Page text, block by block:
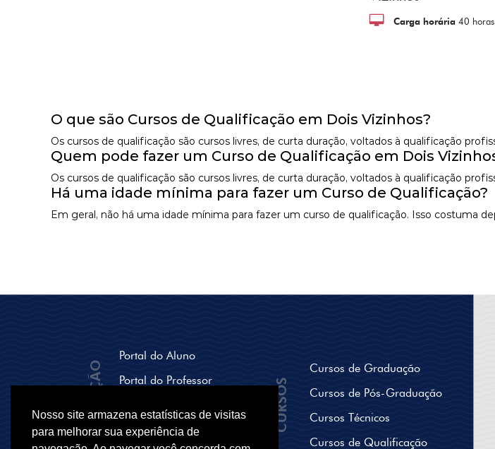
Carga horária40 horas
O que são Cursos de Qualificação em Dois Vizinhos?
Os cursos de qualificação são cursos livres, de curta duração, voltados à qualificação
Quem pode fazer um Curso de Qualificação em Dois
Os cursos de qualificação são cursos livres, de curta duração, voltados à qualificação
Há uma idade mínima para fazer um Curso de Qualificação?
Em geral, não há uma idade mínima para fazer um curso de qualificação. Isso costuma
NAVEGAÇÃO
Portal do Aluno
Portal do Professor
Breve História
CURSOS
Cursos de Graduação
Cursos de Pós-Graduação
Cursos Técnicos
Cursos de Qualificação
Nosso site armazena estatísticas de visitas
para melhorar sua experiência de